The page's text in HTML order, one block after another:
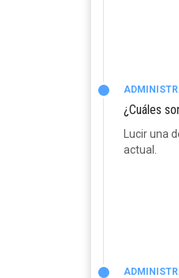
¿Cuáles
Lucir una
actual.